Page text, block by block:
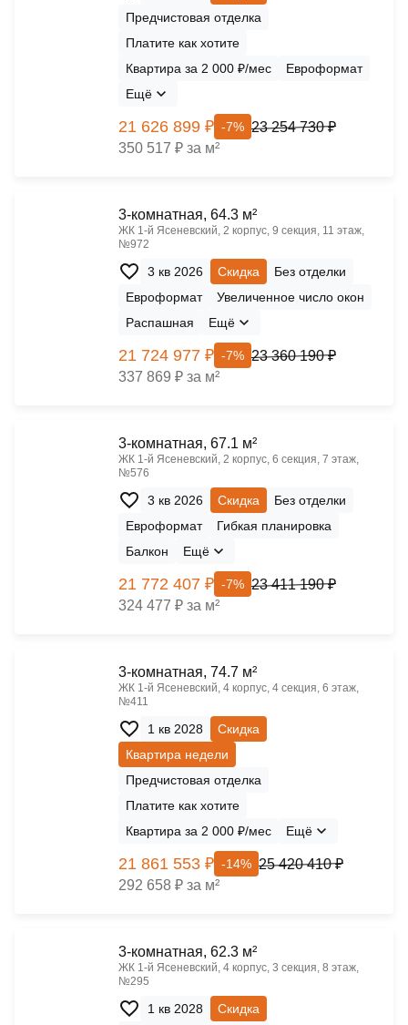
Предчистовая отделка
Платите как хотите
Квартира за 2 000 ₽/мес
Евроформат
Ещё
21 626 899 ₽ -7% 23 254 730 ₽
350 517 ₽ за м²
3-комнатная, 64.3 м²
ЖК 1‑й Ясеневский, 2 корпус, 9 секция, 11 этаж,
№972
3 кв 2026 Скидка
Без отделки
Евроформат
Увеличенное число окон
Распашная
Ещё
21 724 977 ₽ -7% 23 360 190 ₽
337 869 ₽ за м²
3-комнатная, 67.1 м²
ЖК 1‑й Ясеневский, 2 корпус, 6 секция, 7 этаж,
№576
3 кв 2026 Скидка
Без отделки
Евроформат
Гибкая планировка
Балкон
Ещё
21 772 407 ₽ -7% 23 411 190 ₽
324 477 ₽ за м²
3-комнатная, 74.7 м²
ЖК 1‑й Ясеневский, 4 корпус, 4 секция, 6 этаж,
№411
1 кв 2028
Скидка
Квартира недели
Предчистовая отделка
Платите как хотите
Квартира за 2 000 ₽/мес
Ещё
21 861 553 ₽ -14% 25 420 410 ₽
292 658 ₽ за м²
3-комнатная, 62.3 м²
ЖК 1‑й Ясеневский, 4 корпус, 3 секция, 8 этаж,
№295
1 кв 2028 Скидка